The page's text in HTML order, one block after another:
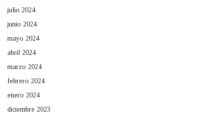
julio 2024
junio 2024
mayo 2024
abril 2024
marzo 2024
febrero 2024
enero 2024
diciembre 2023